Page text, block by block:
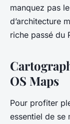
manquez pas
d’architecture
riche passé du
OS Maps
Pour profiter
essentiel de se